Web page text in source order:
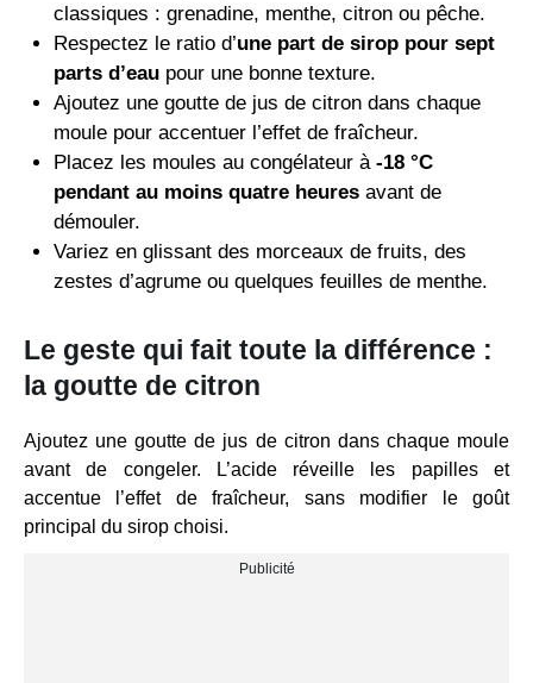
classiques : grenadine, menthe, citron ou pêche.
Respectez le ratio d’une part de sirop pour sept
parts d’eau pour une bonne texture.
Ajoutez une goutte de jus de citron dans chaque
moule pour accentuer l’effet de fraîcheur.
Placez les moules au congélateur à -18 °C
pendant au moins quatre heures avant de
démouler.
Variez en glissant des morceaux de fruits, des
zestes d’agrume ou quelques feuilles de menthe.
Le geste qui fait toute la différence :
la goutte de citron
Ajoutez une goutte de jus de citron dans chaque moule
avant de congeler. L’acide réveille les papilles et
accentue l’effet de fraîcheur, sans modifier le goût
principal du sirop choisi.